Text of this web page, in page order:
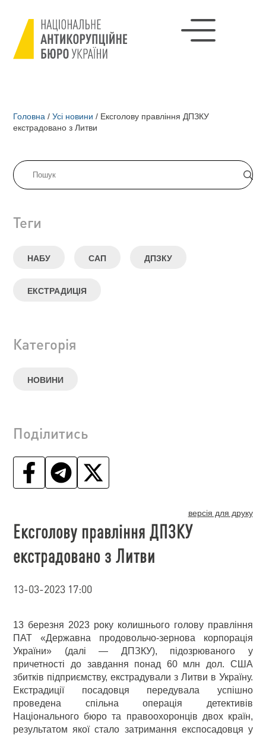
Головна / Усі новини / Ексголову правління ДПЗКУ
екстрадовано з Литви
Теги
НАБУ САП ДПЗКУ
ЕКСТРАДИЦІЯ
Категорія
НОВИНИ
Поділитись
версія для друку
Ексголову правління ДПЗКУ
екстрадовано з Литви
13-03-2023 17:00
13 березня 2023 року колишнього голову правління
ПАТ «Державна продовольчо-зернова корпорація
України» (далі — ДПЗКУ), підозрюваного у
причетності до завдання понад 60 млн дол. США
збитків підприємству, екстрадували з Литви в Україну.
Екстрадиції посадовця передувала успішно
проведена спільна операція детективів
Національного бюро та правоохоронців двох країн,
результатом якої стало затримання експосадовця у